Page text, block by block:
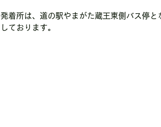
着所は、道の駅やまがた蔵王東側バス停と
ております。